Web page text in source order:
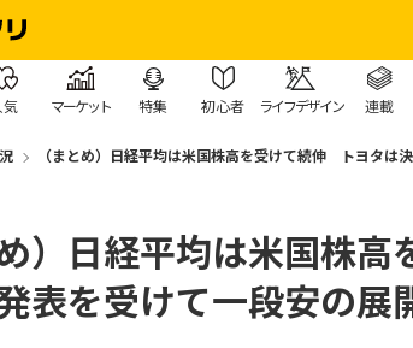
気 マーケット 特集 初心者 ライフデザイン 連載
（まとめ）日経平均は米国株高を受けて続伸 トヨタは
め）日経平均は米国株
表を受けて一段安の展